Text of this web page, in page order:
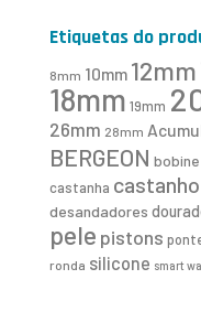
Etiquetas do
8mm 10mm 12mm
18mm 19mm
26mm 28mm
BERGEON bobine
castanha castanho
desandadores
pele pistons
ronda silicone smart